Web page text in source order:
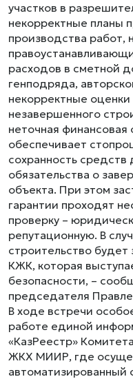
участков в
некорректные планы
производства работ,
расходов в сметной
генподряда,
некорректные
незавершенного
неточная финансовая
обеспечивает
сохранность
обязательства о
объекта. При этом
гарантии проходят
проверку –
репутационную. В
строительство
КЖК, которая
безопасности, –
председателя
В ходе встречи
работе единой
«КазРеестр»
ЖКХ МИИР, где
автоматизированный